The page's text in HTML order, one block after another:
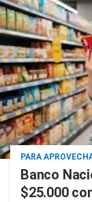
PARA
Banco
$25.000